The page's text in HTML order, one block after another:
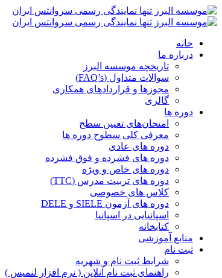
خانه
درباره ما
تاریخچه موسسه البرز
سوالات متداول (FAQ’s)
مجوزها و قراردادهای همکاری
گالری
دوره ها
امتحان‌های تعیین سطح
معرفی کلی سطوح دوره ها
دوره های عادی
دوره های فشرده و فوق فشرده
دوره های خاص و ویژه
دوره های تربیت مدرس (TTC)
کلاس های خصوصی
دوره های آزمون SIELE و DELE
اسپانیایی در اسپانیا
کتابخانه
منابع آموزشی
ثبت نام
شرایط ثبت نام و شهریه
راهنمای ثبت نام آنلاین ( نرم افزار لنمیس )